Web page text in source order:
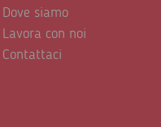
Dove siamo
Lavora con noi
Contattaci